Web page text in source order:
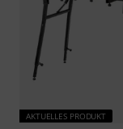
AKTUELLES PRODUKT